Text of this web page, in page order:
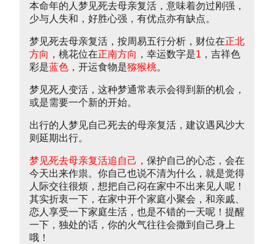
本命年的人梦见死去母亲复活，意味着勿过刚强，
少与人失和，好胜心强，有优点亦有缺点。
梦见死去母亲复活，按周易五行分析，财位在正北
方向 ，桃花位在正南方向 ，幸运数字是1 ，吉祥色
彩是蓝色 ，开运食物是猕猴桃。
梦见死人变活，这种梦通常表示会得到新的机会，
或是需要一个新的开始。
出行的人梦见自己死去的母亲复活，建议遇风沙大
则延期出行。
梦见死去母亲复活追自己 ，保护自己的心态，会在
今天出来作祟。你自己也说不清为什么，就是觉得
人际交往很烦，想把自己闷在家中不出来见人呢！
其实折衷一下，在家中开个家庭小聚会，和亲戚、
恋人享受一下家庭生活，也是不错的一天呢！提醒
一下，独处的话，你的火气往往会撒到自己身上
哦！